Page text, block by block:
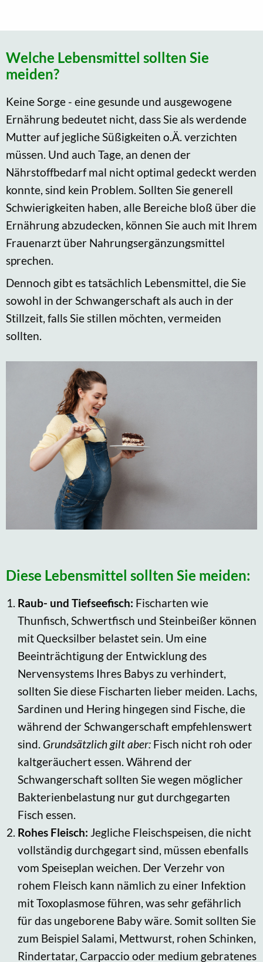
Welche Lebensmittel sollten Sie
meiden?
Keine Sorge - eine gesunde und ausgewogene
Ernährung bedeutet nicht, dass Sie als werdende
Mutter auf jegliche Süßigkeiten o.Ä. verzichten
müssen. Und auch Tage, an denen der
Nährstoffbedarf mal nicht optimal gedeckt werden
konnte, sind kein Problem. Sollten Sie generell
Schwierigkeiten haben, alle Bereiche bloß über die
Ernährung abzudecken, können Sie auch mit Ihrem
Frauenarzt über Nahrungsergänzungsmittel
sprechen.
Dennoch gibt es tatsächlich Lebensmittel, die Sie
sowohl in der Schwangerschaft als auch in der
Stillzeit, falls Sie stillen möchten, vermeiden
sollten.
Diese Lebensmittel sollten Sie meiden:
Raub- und Tiefseefisch: Fischarten wie
Thunfisch, Schwertfisch und Steinbeißer können
mit Quecksilber belastet sein. Um eine
Beeinträchtigung der Entwicklung des
Nervensystems Ihres Babys zu verhindert,
sollten Sie diese Fischarten lieber meiden. Lachs,
Sardinen und Hering hingegen sind Fische, die
während der Schwangerschaft empfehlenswert
sind. Grundsätzlich gilt aber: Fisch nicht roh oder
kaltgeräuchert essen. Während der
Schwangerschaft sollten Sie wegen möglicher
Bakterienbelastung nur gut durchgegarten
Fisch essen.
Rohes Fleisch: Jegliche Fleischspeisen, die nicht
vollständig durchgegart sind, müssen ebenfalls
vom Speiseplan weichen. Der Verzehr von
rohem Fleisch kann nämlich zu einer Infektion
mit Toxoplasmose führen, was sehr gefährlich
für das ungeborene Baby wäre. Somit sollten Sie
zum Beispiel Salami, Mettwurst, rohen Schinken,
Rindertatar, Carpaccio oder medium gebratenes